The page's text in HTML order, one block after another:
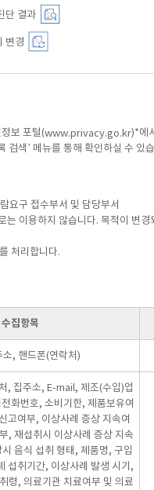
단 결과
변경
보 포털(www.privacy.go.kr)*에
색’ 메뉴를 통해 확인하실 수 있
요구 접수부서 및 담당부서
이용하지 않습니다. 목적이 변
처리합니다.
수집항목
소, 핸드폰(연락처)
, 집주소, E-mail, 제조(수입)업
화번호, 소비기한, 제품보유여
고여부, 이상사례 증상 지속여
, 재섭취시 이상사례 증상 지속
음식 섭취 형태, 제품명, 구입
섭취기간, 이상사례 발생 시기,
령, 의료기관 치료여부 및 의료